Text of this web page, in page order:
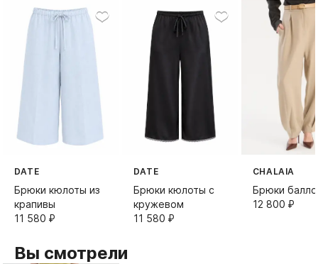
DATE
Брюки кюлоты из
крапивы
11 580⁠ ⁠₽
DATE
Брюки кюлоты с
кружевом
11 580⁠ ⁠₽
CHALAIA
Брюки
12 800⁠ ⁠₽
Вы смотрели